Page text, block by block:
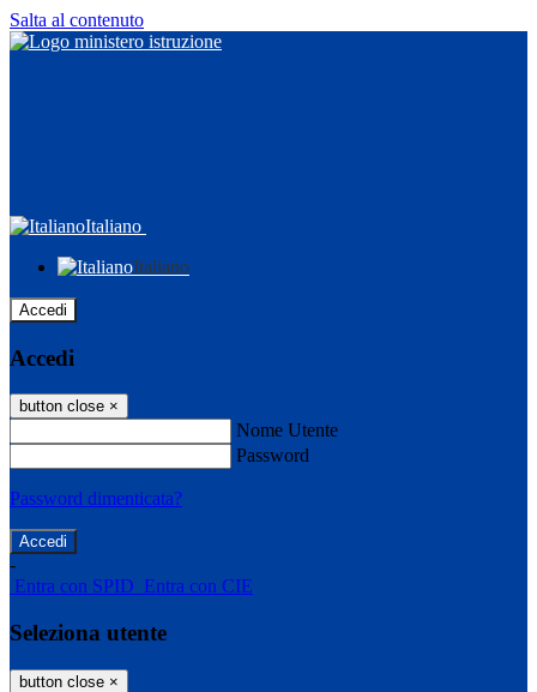
Salta al contenuto
Italiano
Italiano
Accedi
Accedi
button close ×
Nome Utente
Password
Password dimenticata?
-
Entra con SPID Entra con CIE
Seleziona utente
button close ×